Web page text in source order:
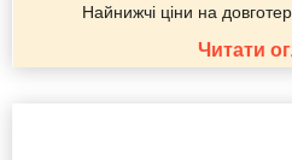
Найнижчі ціни на
Читати